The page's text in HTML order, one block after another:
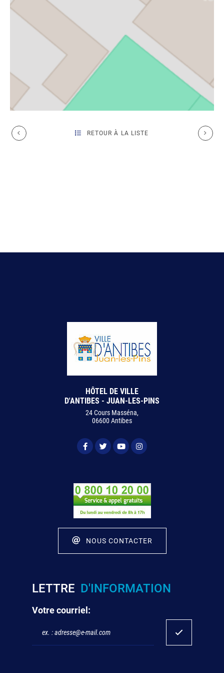
RETOUR À LA LISTE
HÔTEL DE VILLE
D'ANTIBES - JUAN-LES-PINS
24 Cours Masséna,
06600 Antibes
NOUS CONTACTER
LETTRE D'INFORMATION
Votre courriel: